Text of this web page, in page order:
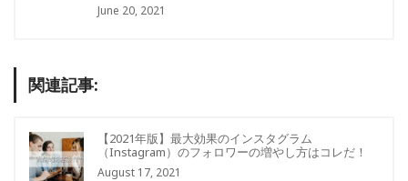
June 20, 2021
関連記事:
【2021年版】最大効果のインスタグラム
（Instagram）のフォロワーの増やし方はコレだ！
August 17, 2021